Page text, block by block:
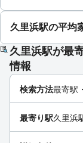
久里浜駅の平均
久里浜駅が最
情報
検索方法最寄駅
最寄り駅久里浜